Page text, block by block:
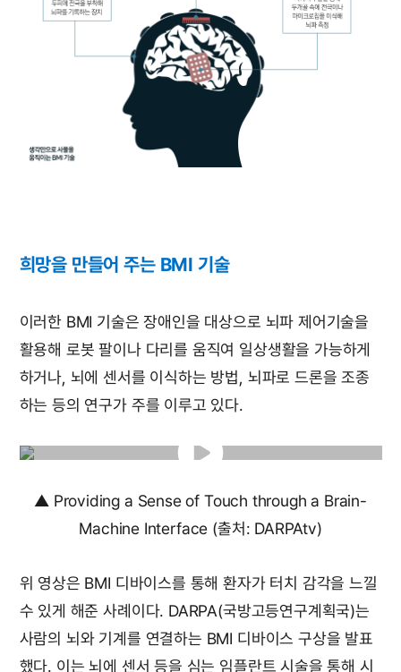
희망을 만들어 주는 BMI 기술
이러한 BMI 기술은 장애인을 대상으로 뇌파 제어기술을
활용해 로봇 팔이나 다리를 움직여 일상생활을 가능하게
하거나, 뇌에 센서를 이식하는 방법, 뇌파로 드론을 조종
하는 등의 연구가 주를 이루고 있다.
▲ Providing a Sense of Touch through a Brain-
Machine Interface (출처: DARPAtv)
위 영상은 BMI 디바이스를 통해 환자가 터치 감각을 느낄
수 있게 해준 사례이다. DARPA(국방고등연구계획국)는
사람의 뇌와 기계를 연결하는 BMI 디바이스 구상을 발표
했다. 이는 뇌에 센서 등을 심는 임플란트 시술을 통해 시